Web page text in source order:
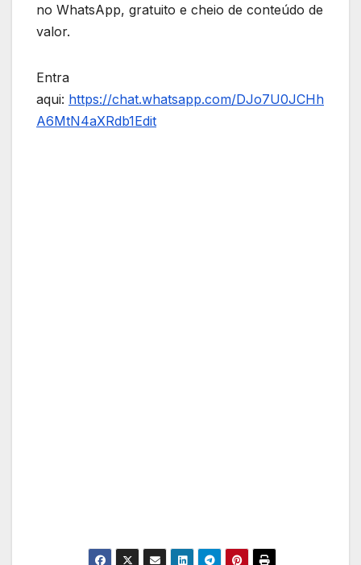
no WhatsApp, gratuito e cheio de conteúdo de
valor.
Entra
aqui: https://chat.whatsapp.com/DJo7U0JCHh
A6MtN4aXRdb1Edit